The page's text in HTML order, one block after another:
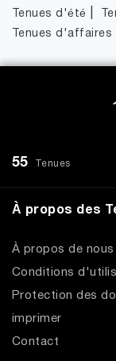
Tenues d'été
Tenues d'affaires
55 Tenues
À propos des
À propos de nous
Conditions
Protection des
imprimer
Contact